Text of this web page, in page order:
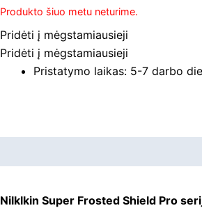
Produkto šiuo metu neturime.
Pridėti į mėgstamiausieji
Pridėti į mėgstamiausieji
Pristatymo laikas: 5-7 darbo
Nilklkin Super Frosted Shield Pro